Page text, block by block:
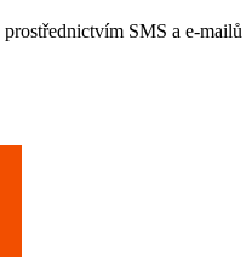
prostřednictvím SMS a e-mailů